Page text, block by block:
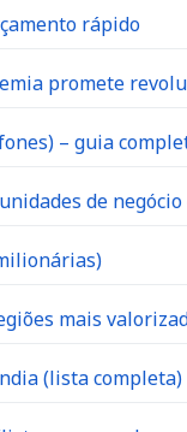
rápido
promete
– guia
de negócio
mais
(lista completa)